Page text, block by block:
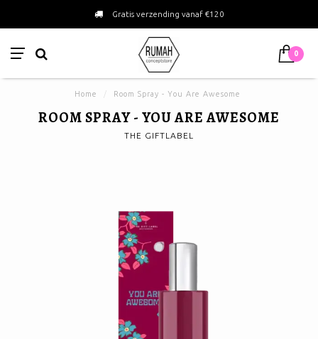
Gratis verzending vanaf €120
0
Home Room Spray - You Are Awesome
ROOM SPRAY - YOU ARE AWESOME
THE GIFTLABEL